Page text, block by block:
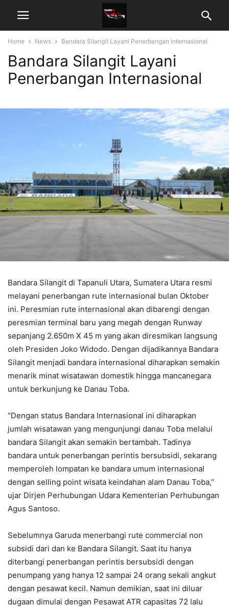
Home News Bandara Silangit Layani Penerbangan Internasional
Bandara Silangit Layani
Penerbangan Internasional
Bandara Silangit di Tapanuli Utara, Sumatera Utara resmi
melayani penerbangan rute internasional bulan Oktober
ini. Peresmian rute internasional akan dibarengi dengan
peresmian terminal baru yang megah dengan Runway
sepanjang 2.650m X 45 m yang akan diresmikan langsung
oleh Presiden Joko Widodo. Dengan dijadikannya Bandara
Silangit menjadi bandara internasional diharapkan semakin
menarik minat wisatawan domestik hingga mancanegara
untuk berkunjung ke Danau Toba.
“Dengan status Bandara Internasional ini diharapkan
jumlah wisatawan yang mengunjungi danau Toba melalui
bandara Silangit akan semakin bertambah. Tadinya
bandara untuk penerbangan perintis bersubsidi, sekarang
memperoleh lompatan ke bandara umum internasional
dengan selling point wisata keindahan alam Danau Toba,”
ujar Dirjen Perhubungan Udara Kementerian Perhubungan
Agus Santoso.
Sebelumnya Garuda menerbangi rute commercial non
subsidi dari dan ke Bandara Silangit. Saat itu hanya
diterbangi penerbangan perintis bersubsidi dengan
penumpang yang hanya 12 sampai 24 orang sekali angkut
dengan pesawat kecil. Namun demikian, saat ini diluar
dugaan dimulai dengan Pesawat ATR capasitas 72 lalu